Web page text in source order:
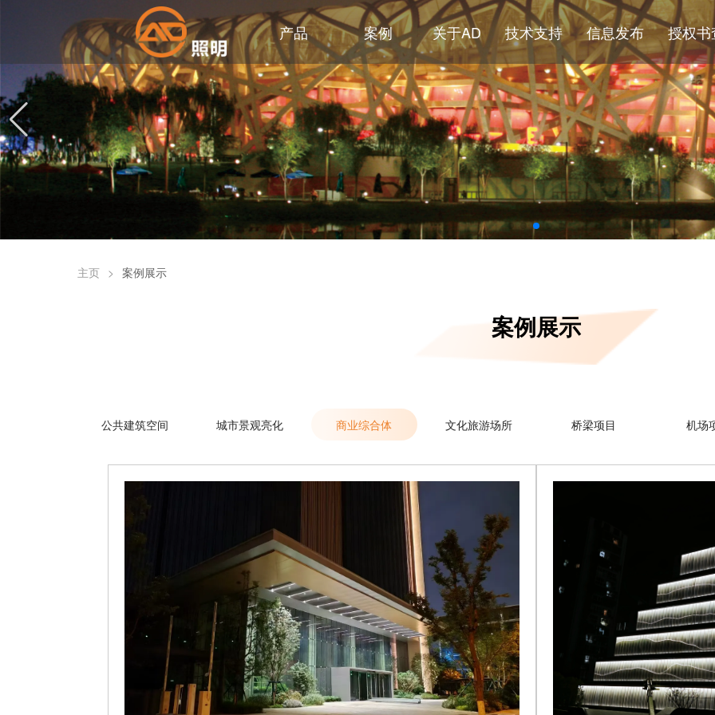
产品 案例 关于AD 技术支持 信息发布 授权
主页 > 案例展示
案例展示
公共建筑空间 城市景观亮化 商业综合体 文化旅游场所 桥梁项目 机场